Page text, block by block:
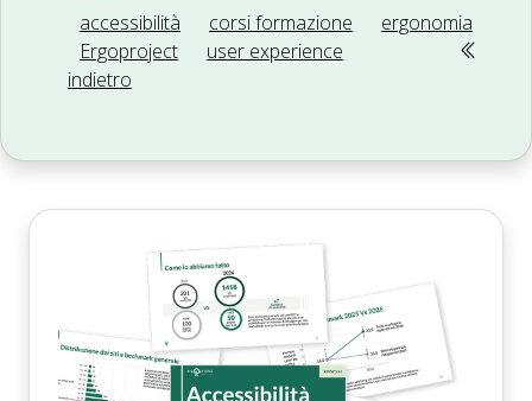
accessibilità corsi formazione
ergonomia
Ergoproject
user experience
indietro